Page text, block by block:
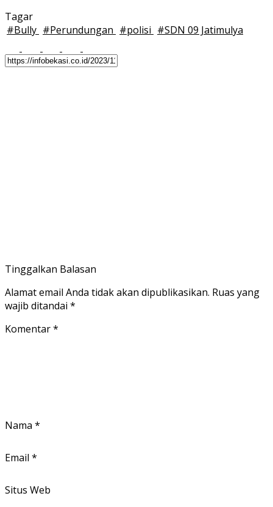
Tagar
#Bully #Perundungan #polisi #SDN 09 Jatimulya
Tinggalkan Balasan
Alamat email Anda tidak akan dipublikasikan. Ruas yang
wajib ditandai *
Komentar*
Nama *
Email *
Situs Web